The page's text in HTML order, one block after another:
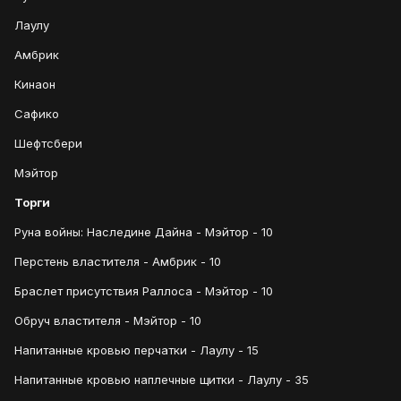
Лаулу
Амбрик
Кинаон
Сафико
Шефтсбери
Мэйтор
Торги
Руна войны: Наследине Дайна - Мэйтор - 10
Перстень властителя - Амбрик - 10
Браслет присутствия Раллоса - Мэйтор - 10
Обруч властителя - Мэйтор - 10
Напитанные кровью перчатки - Лаулу - 15
Напитанные кровью наплечные щитки - Лаулу - 35